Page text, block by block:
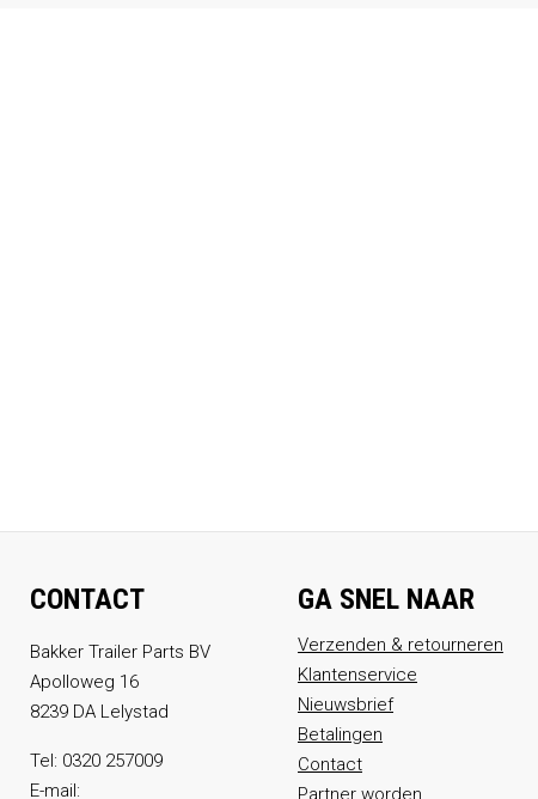
CONTACT
Bakker Trailer Parts BV
Apolloweg 16
8239 DA Lelystad
Tel: 0320 257009
E-mail:
GA SNEL NAAR
Verzenden & retourneren
Klantenservice
Nieuwsbrief
Betalingen
Contact
Partner worden